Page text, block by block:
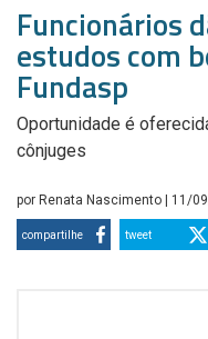
Funcionários
estudos com
Fundasp
Oportunidade é
cônjuges
por Renata Nascimento | 11/
compartilhe tweet